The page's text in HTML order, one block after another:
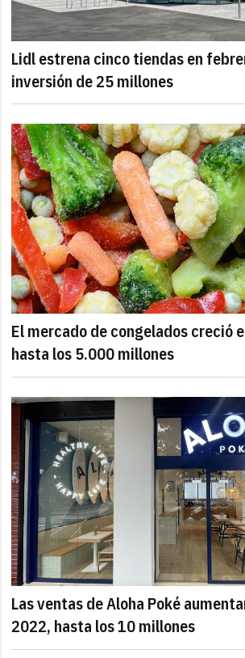
Lidl estrena cinco tiendas en
inversión de 25 millones
El mercado de congelados creció
hasta los 5.000 millones
Las ventas de Aloha Poké
2022, hasta los 10 millones